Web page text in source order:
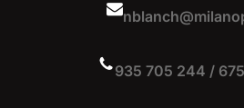
935 705 244 /